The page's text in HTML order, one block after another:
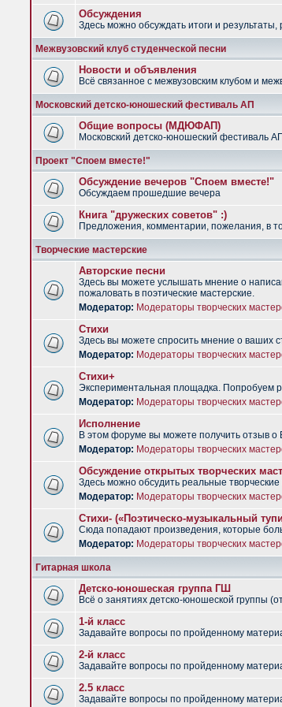
Обсуждения
Здесь можно обсуждать итоги и
Межвузовский клуб студенческой песни
Новости и объявления
Всё связанное с межвузовским клубом и
Московский детско-юношеский фестиваль АП
Общие вопросы (МДЮФАП)
Московский детско-юношеский фестиваль АП
Проект "Споем вместе!"
Обсуждение вечеров "Споем вместе!"
Обсуждаем прошедшие вечера
Книга "дружеских советов" :)
Предложения, комментарии, пожелания, в
Творческие мастерские
Авторские песни
Здесь вы можете услышать мнение о
пожаловать в поэтические мастерские.
Модератор: Модераторы творческих
Стихи
Здесь вы можете спросить мнение о ваших
Модератор: Модераторы творческих
Стихи+
Экспериментальная площадка. Попробуем
Модератор: Модераторы творческих
Исполнение
В этом форуме вы можете получить отзыв
Модератор: Модераторы творческих
Обсуждение открытых творческих
Здесь можно обсудить реальные
Модератор: Модераторы творческих
Стихи- («Поэтическо-музыкальный
Сюда попадают произведения, которые
Модератор: Модераторы творческих
Гитарная школа
Детско-юношеская группа ГШ
Всё о занятиях детско-юношеской группы
1-й класс
Задавайте вопросы по пройденному
2-й класс
Задавайте вопросы по пройденному
2.5 класс
Задавайте вопросы по пройденному